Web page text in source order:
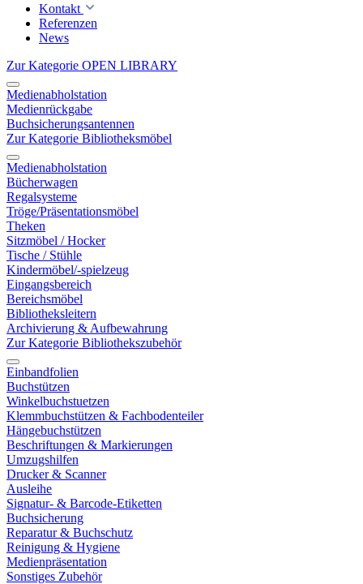
Kontakt
Referenzen
News
Zur Kategorie OPEN LIBRARY
Medienabholstation
Medienrückgabe
Buchsicherungsantennen
Zur Kategorie Bibliotheksmöbel
Medienabholstation
Bücherwagen
Regalsysteme
Tröge/Präsentationsmöbel
Theken
Sitzmöbel / Hocker
Tische / Stühle
Kindermöbel/-spielzeug
Eingangsbereich
Bereichsmöbel
Bibliotheksleitern
Archivierung & Aufbewahrung
Zur Kategorie Bibliothekszubehör
Einbandfolien
Buchstützen
Winkelbuchstuetzen
Klemmbuchstützen & Fachbodenteiler
Hängebuchstützen
Beschriftungen & Markierungen
Umzugshilfen
Drucker & Scanner
Ausleihe
Signatur- & Barcode-Etiketten
Buchsicherung
Reparatur & Buchschutz
Reinigung & Hygiene
Medienpräsentation
Sonstiges Zubehör